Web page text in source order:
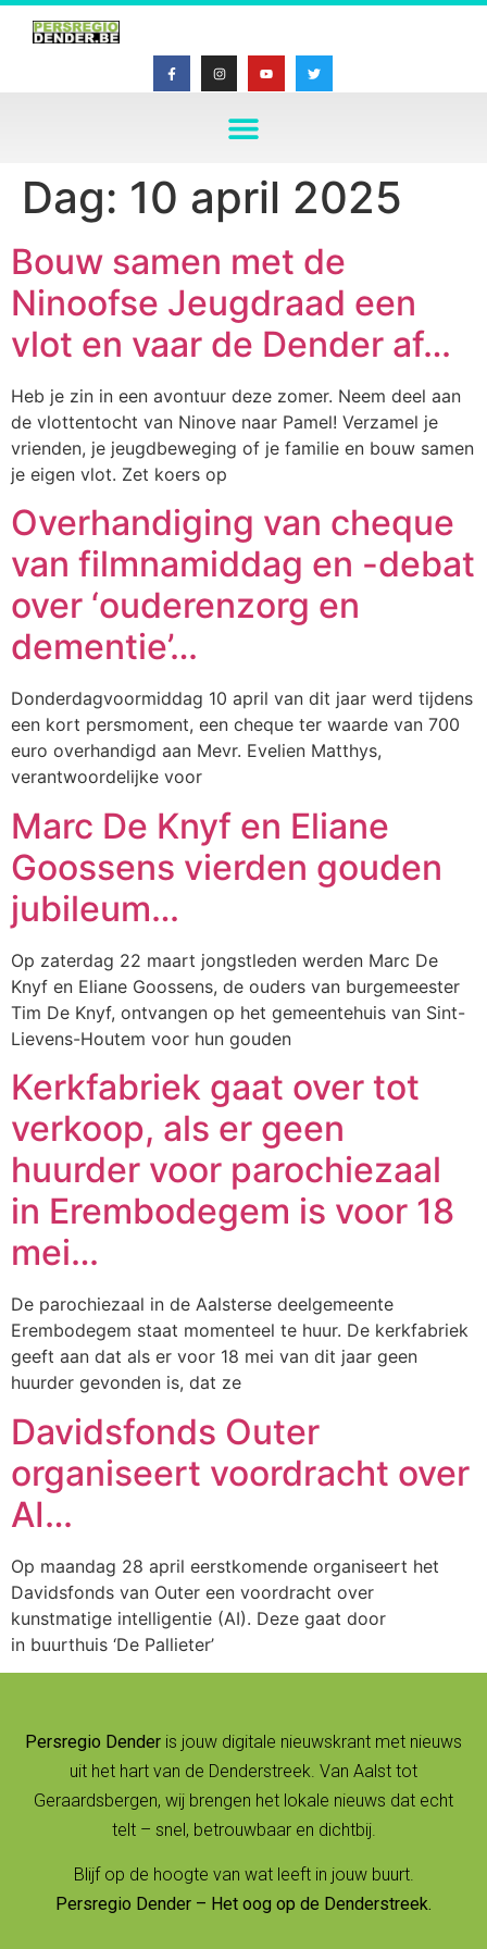
Dag: 10 april 2025
Bouw samen met de
Ninoofse Jeugdraad een
vlot en vaar de Dender af…
Heb je zin in een avontuur deze zomer. Neem deel aan
de vlottentocht van Ninove naar Pamel! Verzamel je
vrienden, je jeugdbeweging of je familie en bouw samen
je eigen vlot. Zet koers op
Overhandiging van cheque
van filmnamiddag en -debat
over ‘ouderenzorg en
dementie’…
Donderdagvoormiddag 10 april van dit jaar werd tijdens
een kort persmoment, een cheque ter waarde van 700
euro overhandigd aan Mevr. Evelien Matthys,
verantwoordelijke voor
Marc De Knyf en Eliane
Goossens vierden gouden
jubileum…
Op zaterdag 22 maart jongstleden werden Marc De
Knyf en Eliane Goossens, de ouders van burgemeester
Tim De Knyf, ontvangen op het gemeentehuis van Sint-
Lievens-Houtem voor hun gouden
Kerkfabriek gaat over tot
verkoop, als er geen
huurder voor parochiezaal
in Erembodegem is voor 18
mei…
De parochiezaal in de Aalsterse deelgemeente
Erembodegem staat momenteel te huur. De kerkfabriek
geeft aan dat als er voor 18 mei van dit jaar geen
huurder gevonden is, dat ze
Davidsfonds Outer
organiseert voordracht over
AI…
Op maandag 28 april eerstkomende organiseert het
Davidsfonds van Outer een voordracht over
kunstmatige intelligentie (AI). Deze gaat door
in buurthuis ‘De Pallieter’
Persregio Dender is jouw digitale nieuwskrant met nieuws
uit het hart van de Denderstreek. Van Aalst tot
Geraardsbergen, wij brengen het lokale nieuws dat echt
telt – snel, betrouwbaar en dichtbij.
Blijf op de hoogte van wat leeft in jouw buurt.
Persregio Dender – Het oog op de Denderstreek.